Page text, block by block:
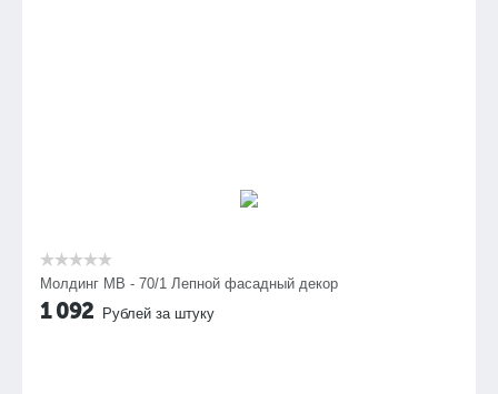
Молдинг МВ - 70/1 Лепной фасадный декор
1 092 Рублей за штуку